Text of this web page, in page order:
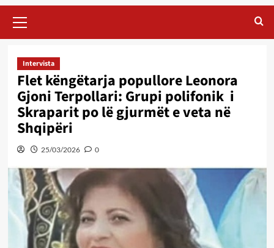
Menu
Intervista
Flet këngëtarja popullore Leonora
Gjoni Terpollari: Grupi polifonik i
Skraparit po lë gjurmët e veta në
Shqipëri
25/03/2026 0